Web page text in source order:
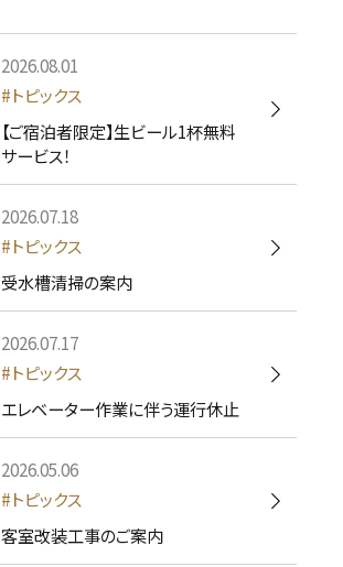
2026.08.01
トピックス
【ご宿泊者限定】生ビール1杯無料
サービス！
2026.07.18
トピックス
受水槽清掃の案内
2026.07.17
トピックス
エレベーター作業に伴う運行休止
2026.05.06
トピックス
客室改装工事のご案内